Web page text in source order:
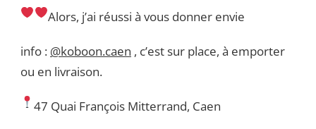
Alors, j’ai réussi à vous donner envie
info : @koboon.caen , c’est sur place, à emporter
ou en livraison.
47 Quai François Mitterrand, Caen